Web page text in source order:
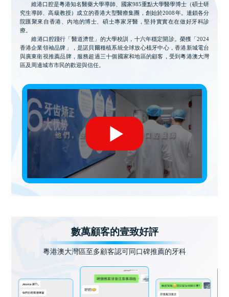
維港口腔是粵港知名醫藥大學導師、國家985重點大學醫學博士（碩士研
究生導師、高級教授）成立的香港大型醫療集團，創始於2008年。連鎖各分
院匯聚來自香港、內地的博士、碩士專家牙醫，堅持實實在在做好牙科診
療。
維港口腔踐行「醫道濟世」的大學校訓，十六年穩定開診。榮獲「2024
香港企業領袖品牌」，是諾貝爾種植系統全球放心植牙中心，香港新城電台
與廣東衛視推薦品牌，服務超過三十個國家和地區的顧客，受到粵港澳大灣
區及周邊城市市民的歡迎與信任。
數萬顧客的壹致好評
粵港澳大灣區至多顧客認可同口碑推薦的牙科